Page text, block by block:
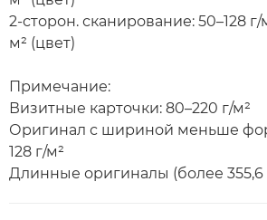
2-сторон. сканирование: 50–128 г/
м² (цвет)
Примечание:
Визитные карточки: 80–220 г/м²
Оригинал с шириной меньше
128 г/м²
Длинные оригиналы (более 355,6